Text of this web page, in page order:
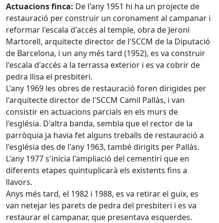
Actuacions finca: De l'any 1951 hi ha un projecte de
restauració per construir un coronament al campanar i
reformar l'escala d'accés al temple, obra de Jeroni
Martorell, arquitecte director de l'SCCM de la Diputació
de Barcelona, i un any més tard (1952), es va construir
l'escala d'accés a la terrassa exterior i es va cobrir de
pedra llisa el presbiteri.
L'any 1969 les obres de restauració foren dirigides per
l'arquitecte director de l'SCCM Camil Pallàs, i van
consistir en actuacions parcials en els murs de
l'església. D'altra banda, sembla que el rector de la
parròquia ja havia fet alguns treballs de restauració a
l'església des de l'any 1963, també dirigits per Pallàs.
L'any 1977 s'inicia l'ampliació del cementiri que en
diferents etapes quintuplicarà els existents fins a
llavors.
Anys més tard, el 1982 i 1988, es va retirar el guix, es
van netejar les parets de pedra del presbiteri i es va
restaurar el campanar, que presentava esquerdes.